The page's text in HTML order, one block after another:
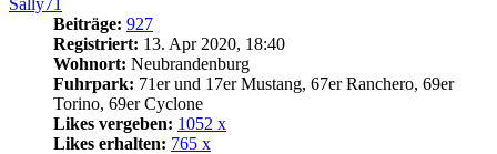
Beiträge: 927
Registriert: 13. Apr 2020, 18:40
Wohnort: Neubrandenburg
Fuhrpark: 71er und 17er Mustang, 67er Ranchero, 69er
Torino, 69er Cyclone
Likes vergeben: 1052 x
Likes erhalten: 765 x